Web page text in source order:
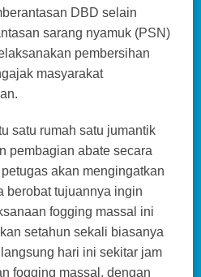
DBD selain
sarang nyamuk (PSN)
pembersihan
masyarakat
satu rumah satu jumantik
pembagian abate secara
akan mengingatkan
berobat tujuannya ingin
fogging massal ini
setahun sekali biasanya
hari ini sekitar jam
fogging massal, dengan